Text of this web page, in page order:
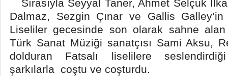
Sırasıyla Seyyal Taner, Ahmet Selçuk
Dalmaz, Sezgin Çınar ve Gallis Galley’in
Liseliler gecesinde son olarak sahne alan
Türk Sanat Müziği sanatçısı Sami Aksu,
dolduran Fatsalı liselilere
şarkılarla coştu ve coşturdu.